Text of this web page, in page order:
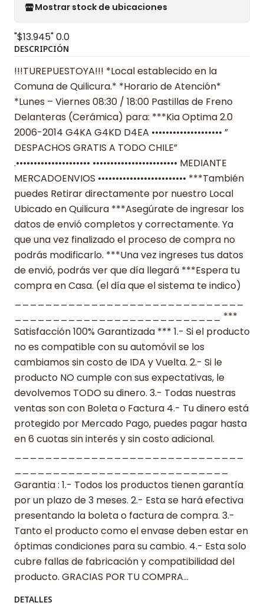
Mostrar stock de ubicaciones
"$13.945"0.0
DESCRIPCIÓN
!!!TUREPUESTOYA!!! *Local establecido en la
Comuna de Quilicura.* *Horario de Atención*
*Lunes – Viernes 08:30 / 18:00 Pastillas de Freno
Delanteras (Cerámica) para: ***Kia Optima 2.0
2006-2014 G4KA G4KD D4EA •••••••••••••••••••• ”
DESPACHOS GRATIS A TODO CHILE”
.••••••••••••••••••••• •••••••••••••••••••••••• MEDIANTE
MERCADOENVIOS ••••••••••••••••••••••••• ***También
puedes Retirar directamente por nuestro Local
Ubicado en Quilicura ***Asegúrate de ingresar los
datos de envió completos y correctamente. Ya
que una vez finalizado el proceso de compra no
podrás modificarlo. ***Una vez ingreses tus datos
de envió, podrás ver que día llegará ***Espera tu
compra en Casa. (el día que el sistema te indico)
___________________________ ***
Satisfacción 100% Garantizada *** 1.- Si el producto
no es compatible con su automóvil se los
cambiamos sin costo de IDA y Vuelta. 2.- Si le
producto NO cumple con sus expectativas, le
devolvemos TODO su dinero. 3.- Todas nuestras
ventas son con Boleta o Factura 4.- Tu dinero está
protegido por Mercado Pago, puedes pagar hasta
en 6 cuotas sin interés y sin costo adicional.
Garantia : 1.- Todos los productos tienen garantía
por un plazo de 3 meses. 2.- Esta se hará efectiva
presentando la boleta o factura de compra. 3.-
Tanto el producto como el envase deben estar en
óptimas condiciones para su cambio. 4.- Esta solo
cubre fallas de fabricación y compatibilidad del
producto. GRACIAS POR TU COMPRA…
DETALLES